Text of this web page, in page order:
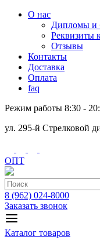
О нас
Дипломы и
Реквизиты
Отзывы
Контакты
Доставка
Оплата
faq
Режим работы 8:30 -
ул. 295-й Стрелковой
ОПТ
8 (962) 024-8000
Заказать звонок
Каталог товаров